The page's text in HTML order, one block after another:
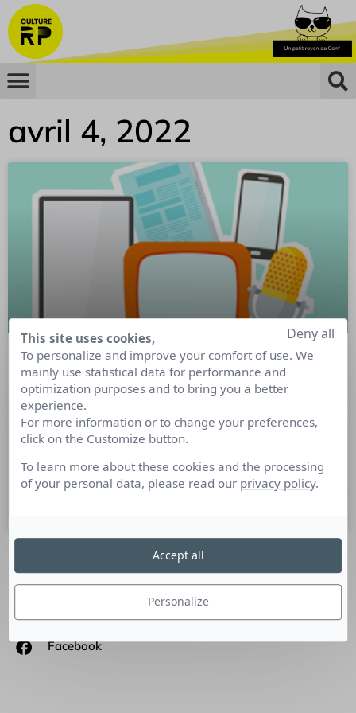
avril 4, 2022
L’actualité média en 10 minutes pour
bien commencer la semaine
Cette semaine : Itw de Damien Viel, la concentration des
communicants et la RSE
SUIVEZ-NOUS
Facebook
This site uses cookies,
To personalize and improve your comfort of use. We
mainly use statistical data for performance and
optimization purposes and to bring you a better
experience.
For more information or to change your preferences,
click on the Customize button.
To learn more about these cookies and the processing
of your personal data, please read our privacy policy.
Personalize
Deny all
Accept all